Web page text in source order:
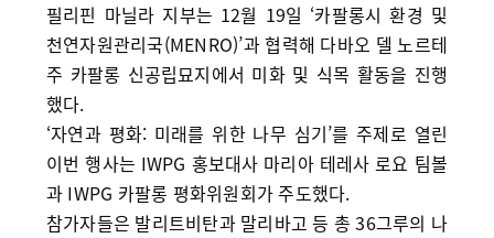
필리핀 마닐라 지부는 12월 19일 ‘카팔롱시 환경 및
천연자원관리국(MENRO)’과 협력해 다바오 델 노르테
주 카팔롱 신공립묘지에서 미화 및 식목 활동을 진행
했다.
‘자연과 평화: 미래를 위한 나무 심기’를 주제로 열린
이번 행사는 IWPG 홍보대사 마리아 테레사 로요 팀볼
과 IWPG 카팔롱 평화위원회가 주도했다.
참가자들은 발리트비탄과 말리바고 등 총 36그루의 나